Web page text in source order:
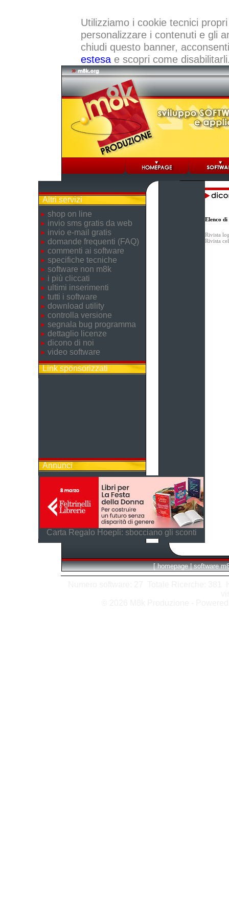
Utilizziamo i cookie tecnici
personalizzare i contenuti e gli
chiudi questo banner,
estesae scopri come
Altri servizi
shop on line
invio sms gratis da web
invio e-mail gratis
domande frequenti (FAQ)
commenti ai software
specifiche tecniche
software non m8k
i più cliccati
ultimi inserimenti
tutti i software
download utility
controlla versione
segnala bug programma
dettaglio licenze
dicono di noi
video software
Link sponsorizzati
Annunci
Carta Regalo Hoepli: sbocciano gli sconti
Elenco
Rivista
Rivista
[ homepage | software